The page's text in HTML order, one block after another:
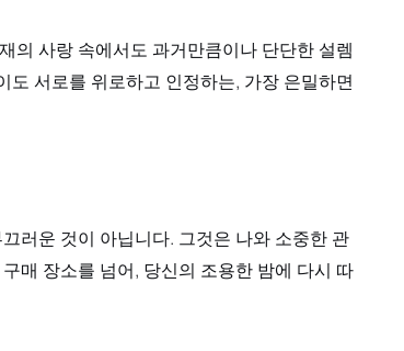
의 사랑 속에서도 과거만큼이나 단단한 설렘
서로를 위로하고 인정하는, 가장 은밀하면
러운 것이 아닙니다. 그것은 나와 소중한 관
매 장소를 넘어, 당신의 조용한 밤에 다시 따